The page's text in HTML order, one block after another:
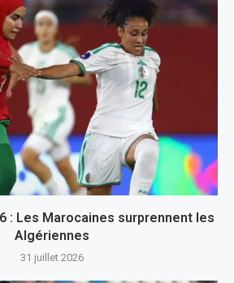
: Les Marocaines surprennent les
Algériennes
31 juillet 2026